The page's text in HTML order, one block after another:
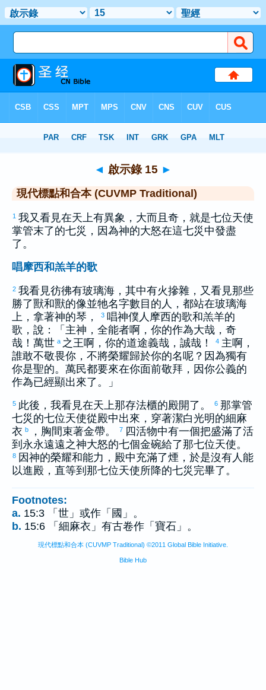
> 啟示錄 15
◄ 啟示錄 15 ►
現代標點和合本 (CUVMP Traditional)
1 我又看見在天上有異象，大而且奇，就是七位天使
掌管末了的七災，因為神的大怒在這七災中發盡
了。
唱摩西和羔羊的歌
2 我看見彷彿有玻璃海，其中有火摻雜，又看見那些
勝了獸和獸的像並牠名字數目的人，都站在玻璃海
上，拿著神的琴，
3 唱神僕人 摩西的歌和羔羊的
歌，說：「主神，全能者啊，你的作為大哉，奇
哉！萬世 a 之王啊，你的道途義哉，誠哉！ 4 主啊，
誰敢不敬畏你，不將榮耀歸於你的名呢？因為獨有
你是聖的。萬民都要來在你面前敬拜，因你公義的
作為已經顯出來了。」
5 此後，我看見在天上那存法櫃的殿開了。 6 那掌管
七災的七位天使從殿中出來，穿著潔白光明的細麻
衣 b ，胸間束著金帶。 7 四活物中有一個把盛滿了活
到永永遠遠之神大怒的七個金碗給了那七位天使。
8 因神的榮耀和能力，殿中充滿了煙，於是沒有人能
以進殿，直等到那七位天使所降的七災完畢了。
Footnotes:
a. 15:3 「世」或作「國」。
b. 15:6 「細麻衣」有古卷作「寶石」。
現代標點和合本 (CUVMP Traditional) ©2011 Global Bible Initiative.
Bible Hub